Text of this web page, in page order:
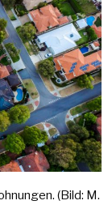
(Bild: M.